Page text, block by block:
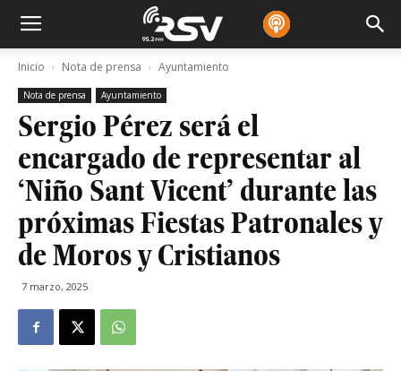
Inicio Nota de prensa Ayuntamiento
Nota de prensa Ayuntamiento
Sergio Pérez será el
encargado de representar al
‘Niño Sant Vicent’ durante las
próximas Fiestas Patronales y
de Moros y Cristianos
7 marzo, 2025